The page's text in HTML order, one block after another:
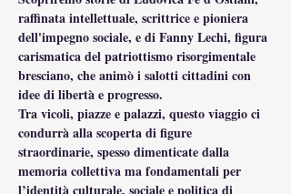
raffinata intellettuale, scrittrice e pioniera
dell'impegno sociale, e di Fanny Lechi, figura
carismatica del patriottismo risorgimentale
bresciano, che animò i salotti cittadini con
idee di libertà e progresso.
Tra vicoli, piazze e palazzi, questo viaggio ci
condurrà alla scoperta di figure
straordinarie, spesso dimenticate dalla
memoria collettiva ma fondamentali per
l’identità culturale, sociale e politica di